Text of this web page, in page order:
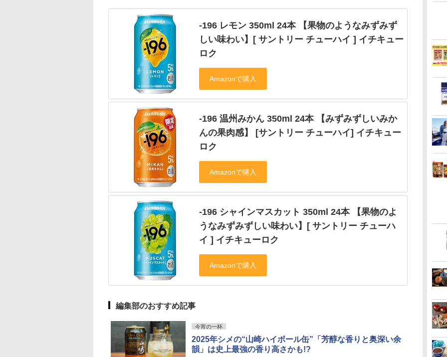
-196 レモン 350ml 24本 【果物のようなみずみず
しい味わい】[ サントリー チューハイ ] イチキュー
ロク
-196 温州みかん 350ml 24本 【みずみずしいみか
んの果肉感】 [サントリー チューハイ] イチキュー
ロク
-196 シャインマスカット 350ml 24本 【果物のよ
うなみずみずしい味わい】[ サントリー チューハ
イ ] イチキューロク
編集部のおすすめ記事
今宵の一杯
2025年シメの“山崎ハイボール缶”「芳醇な香りと奥深い余
韻」は史上最強の香り高さかも!?